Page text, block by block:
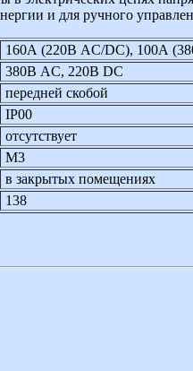
и для ручного
160А (220В AC/DC), 100А
380В AC, 220В DC
передней скобой
IP00
отсутствует
М3
в закрытых помещениях
138